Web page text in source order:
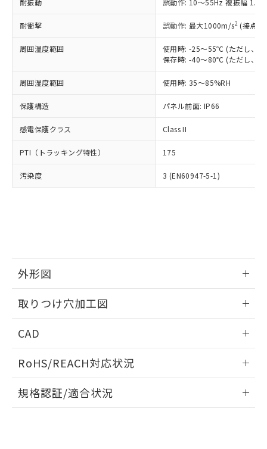
耐振動 誤動作: 10～55Hz 複振幅
耐衝撃 誤動作: 最大1000m/s2 (接点
周囲温度範囲
使用時: -25～55℃ (ただし、氷
保存時: -40～80℃ (ただし、氷
周囲湿度範囲 使用時: 35～85%RH
保護構造 パネル前面: IP66
感電保護クラス Class II
PTI（トラッキング特性） 175
汚染度 3 (EN60947-5-1)
外形図
取りつけ穴加工図
CAD
ドすることができます。
ログイン/会員登録
RoHS/REACH対応状況
EU RoHS 注意事項・凡例
規格認証/適合状況
正式な納期状況および標準価格はお客
様のお取引先、またはお客様担当のオ
ムロン制御機器販売店・当社販売員に
オムロン制御機器販売店や当社販売拠
販売ネットワーク
」をご確認
在庫状況および標準価格結果を当社の
事前の承諾なく第三者に漏洩または開
示しないようお願いします。
マイパーツ機能（部品リスト作成サー
ビス）をご利用いただくには、I-Web
メンバーズにご登録されている必要が
お客様が当ウェブサイト上で当社にご
指します。
但し、RoHS指令で産業用監視および制御機器に対する
適用除外項目は除く。
フタル酸エステル類の４物質については閾値を超える意
図的な使用がないことを確認しています。
部品在庫の切り替え状況などにより、予定
月が前後することがあります。
※3 非含有証明書ダウンロード
51物質の非含有証明書（当社基準）
※本証明書は発行日時点で非含有を証明す
るもので、過去に遡って非含有を証明する
ものではありません。
また、RoHS指令のフタル酸エステル類４
欄に対応日を記載しておりました。
既に当社にて対応品への在庫切替を完了
していることから、特段のことがない限
り、2022年1月12日より割愛しておりま
す。
DBP(フタル酸ジブチル) : 1000ppm、 DIBP(フタル酸ジ
イソブチル) : 1000ppm、 BBP(フタル酸ブチルベンジ
DEHP(フタル酸ビス(2-エチルヘキシル)) : 1000ppm
準値以下であることを示します。
「10」：通常の使用状況下において有害物
質が外部に漏えいし、環境に深刻な影響を
及ぼさない年数を意味します。
「－」：未確認です。当社販売部門へお問
全に破砕するなど、違法に輸出されな
いよう必要な手段を講じます。
当社は貴社製品を、核兵器、ミサイ
ル、化学兵器、生物兵器またはその他
武器並びにこれらの製造装置等に一切
当社は、貴社製品を第三者に販売する
場合は、上記1、2および3の内容を当
該第三者に通知します。また当社は、
販売先および販売に係わる関係者が違
法に輸出するおそれがある場合は、取
り引きをいたしません。
一定数には満たないが在庫あり
－
在庫なし(最新の在庫状況につ
いては、お客様のお取引先、ま
たはお客様担当のオムロン制御
機器販売店・当社販売員にご確
空
受注生産機種、また在庫状況の
情報を公開していない機種